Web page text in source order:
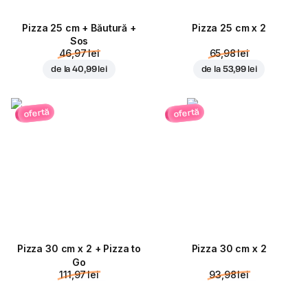
Pizza 25 cm + Băutură +
Sos
46,97 lei
de la40,99 lei
Pizza 25 cm x 2
65,98 lei
de la 53,99 lei
ofertă
Pizza 30 cm x 2 + Pizza to
Go
111,97 lei
ofertă
Pizza 30 cm x 2
93,98 lei